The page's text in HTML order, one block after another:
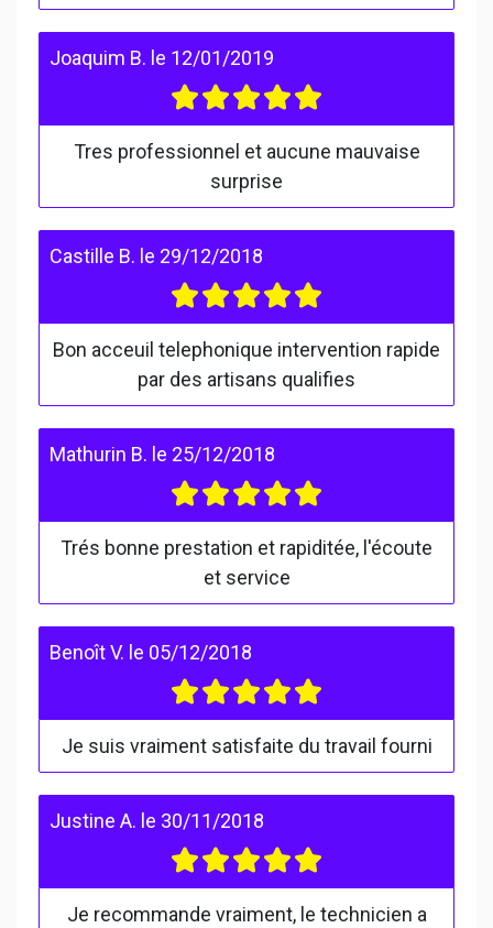
Joaquim B. le 12/01/2019
Tres professionnel et aucune mauvaise
surprise
Castille B. le 29/12/2018
Bon acceuil telephonique intervention rapide
par des artisans qualifies
Mathurin B. le 25/12/2018
Trés bonne prestation et rapiditée, l'écoute
et service
Benoît V. le 05/12/2018
Je suis vraiment satisfaite du travail fourni
Justine A. le 30/11/2018
Je recommande vraiment, le technicien a